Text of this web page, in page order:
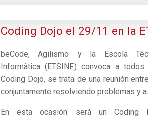
Coding Dojo el 29/11 en la
beCode, Agilismo y la Escola
Informàtica (ETSINF) convoca a
Coding Dojo, se trata de una reunión
conjuntamente resolviendo problemas y
En esta ocasión será un Coding